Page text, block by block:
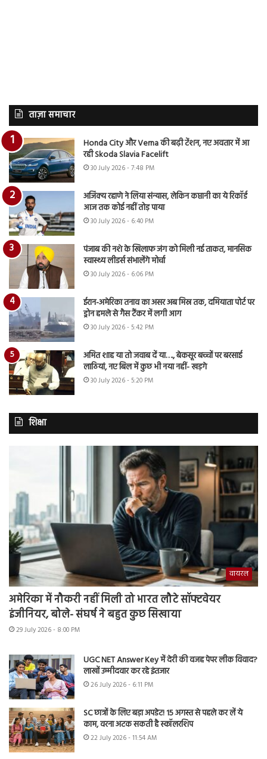
ताज़ा समाचार
Honda City और Verna की बढ़ी टेंशन, नए अवतार में आ
रही Skoda Slavia Facelift
30 July 2026 - 7:48 PM
अजिंक्य रहाणे ने लिया संन्यास, लेकिन कप्तानी का ये रिकॉर्ड
आज तक कोई नहीं तोड़ पाया
30 July 2026 - 6:40 PM
पंजाब की नशे के खिलाफ जंग को मिली नई ताकत, मानसिक
स्वास्थ्य लीडर्स संभालेंगे मोर्चा
30 July 2026 - 6:06 PM
ईरान-अमेरिका तनाव का असर अब मिस्र तक, दमियाता पोर्ट पर
ड्रोन हमले से गैस टैंकर में लगी आग
30 July 2026 - 5:42 PM
अमित शाह या तो जवाब दें या…., बेकसूर बच्चों पर बरसाई
लाठियां, नए बिल में कुछ भी नया नहीं- खड़गे
30 July 2026 - 5:20 PM
शिक्षा
वायरल
अमेरिका में नौकरी नहीं मिली तो भारत लौटे सॉफ्टवेयर
इंजीनियर, बोले- संघर्ष ने बहुत कुछ सिखाया
29 July 2026 - 8:00 PM
UGC NET Answer Key में देरी की वजह पेपर लीक विवाद?
लाखों उम्मीदवार कर रहे इंतजार
26 July 2026 - 6:11 PM
SC छात्रों के लिए बड़ा अपडेट! 15 अगस्त से पहले कर लें ये
काम, वरना अटक सकती है स्कॉलरशिप
22 July 2026 - 11:54 AM